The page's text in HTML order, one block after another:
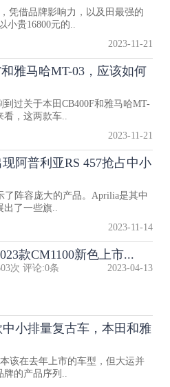
凭借品牌影响力，以及田最强的
小贵16800元的..
2023-11-21
雅马哈MT-03，应该如何
过关于本田CB400F和雅马哈MT-
看，这两款车..
2023-11-21
阿普利亚RS 457抢占中小
了阵容庞大的产品。Aprilia是其中
出了一些旗..
2023-11-14
款CM1100新色上市...
次 评论:0条 2023-04-13
小排量复古车，本田和雅
该在去年上市的车型，但大运并
牌的产品序列..